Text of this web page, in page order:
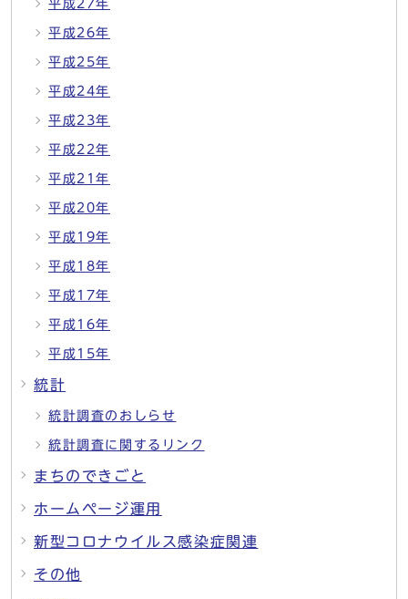
平成27年
平成26年
平成25年
平成24年
平成23年
平成22年
平成21年
平成20年
平成19年
平成18年
平成17年
平成16年
平成15年
統計
統計調査のおしらせ
統計調査に関するリンク
まちのできごと
ホームページ運用
新型コロナウイルス感染症関連
その他